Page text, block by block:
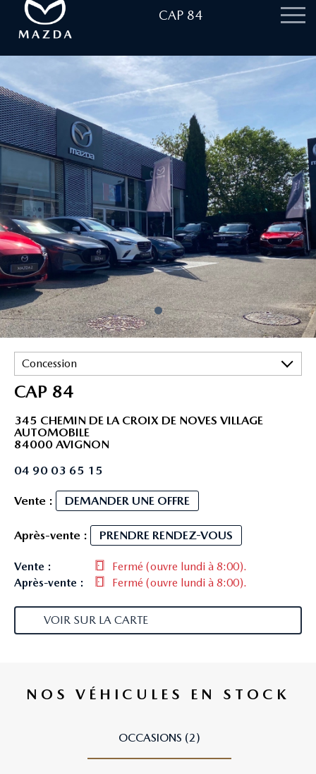
CAP 84
Concession
CAP 84
345 CHEMIN DE LA CROIX DE NOVES VILLAGE
AUTOMOBILE
84000 AVIGNON
04 90 03 65 15
Vente : DEMANDER UNE OFFRE
Après-vente : PRENDRE RENDEZ-VOUS
Vente : Fermé (ouvre lundi à 8:00).
Après-vente :
Fermé (ouvre lundi à 8:00).
VOIR SUR LA CARTE
NOS VÉHICULES EN STOCK
OCCASIONS (2)